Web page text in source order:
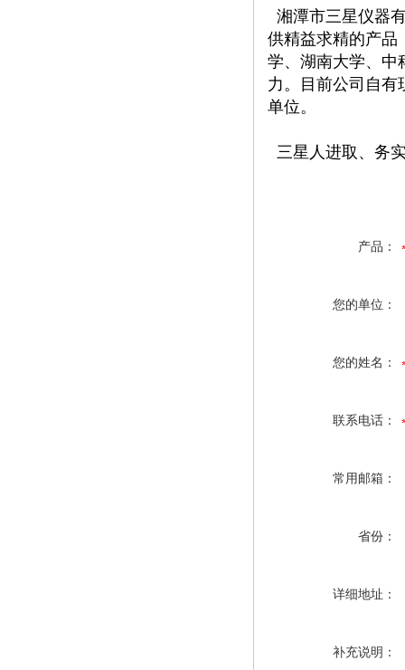
湘潭市三星仪器
供精益求精的产品
学、湖南大学、中
力。目前公司自有
单位。
三星人进取、务
产品：
您的单位：
您的姓名：
联系电话：
常用邮箱：
省份：
详细地址：
补充说明：